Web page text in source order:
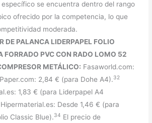
específico se encuentra dentro del rango
ofrecido por la competencia, lo que
moderada.
DE PALANCA LIDERPAPEL FOLIO
FORRADO PVC CON RADO LOMO 52
METÁLICO: Fasaworld.com:
2,84 € (para Dohe A4).32
1,83 € (para Liderpapel A4
Hipermaterial.es: Desde 1,46 € (para
Classic Blue).34 El precio de